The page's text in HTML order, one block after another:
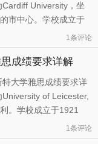
University，坐
市中心。学校成立于
称为南威尔士和蒙茅斯
of South Wales
年，学校只有13名教
1条评论
成绩要求详解
大学雅思成绩要求详
of Leicester,
。学校成立于1921
Leicestershire and
学校的土地由一名叫
1条评论